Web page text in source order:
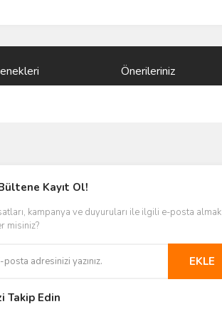
Önerileriniz
Kayıt Ol!
kampanya ve duyuruları ile ilgili e-posta almak
misiniz?
EKLE
Takip Edin